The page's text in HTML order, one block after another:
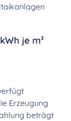
je m²
Erzeugung
beträgt